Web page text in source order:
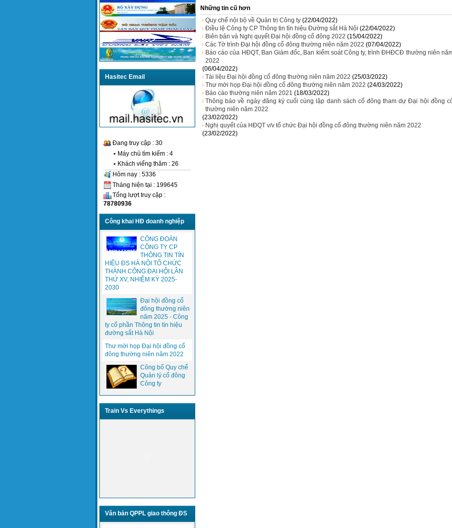
Hasitec Email
Đang truy cập : 30
• Máy chủ tìm kiếm : 4
• Khách viếng thăm : 26
Hôm nay : 5336
Tháng hiện tại : 199645
Tổng lượt truy cập :
78780936
Công khai HĐ doanh nghiệp
CÔNG ĐOÀN
CÔNG TY CP
THÔNG TIN TÍN
HIỆU ĐS HÀ NỘI TỔ CHỨC
THÀNH CÔNG ĐẠI HỘI LẦN
THỨ XV, NHIỆM KỲ 2025-
2030
Đại hội đồng cổ
đông thường niên
năm 2025 - Công
ty cổ phần Thông tin tín hiệu
đường sắt Hà Nội
Thư mời họp Đại hội đồng cổ
đông thường niên năm 2022
Công bố Quy chế
Quản lý cổ đông
Công ty
Train Vs Everythings
Văn bản QPPL giao thông ĐS
Những tin cũ hơn
Quy chế nội bộ về Quản trị Công ty (22/04/2022)
Điều lệ Công ty CP Thông tin tín hiệu Đường sắt Hà Nội (22/04/2022)
Biên bản và Nghị quyết Đại hội đồng cổ đông 2022 (15/04/2022)
Các Tờ trình Đại hội đồng cổ đông thường niên năm 2022 (07/04/2022)
Báo cáo của HĐQT, Ban Giám đốc, Ban kiểm soát Công ty, trình ĐHĐCĐ thường niên
2022
(06/04/2022)
Tài liệu Đại hội đồng cổ đông thường niên năm 2022 (25/03/2022)
Thư mời họp Đại hội đồng cổ đông thường niên năm 2022 (24/03/2022)
Báo cáo thường niên năm 2021 (18/03/2022)
Thông báo về ngày đăng ký cuối cùng lập danh sách cổ đông tham dự Đại hội đồng
thường niên năm 2022
(23/02/2022)
Nghị quyết của HĐQT v/v tổ chức Đại hội đồng cổ đông thường niên năm 2022
(23/02/2022)